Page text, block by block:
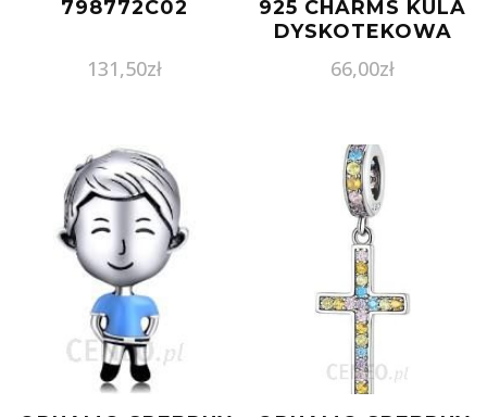
798772C02
131,50zł
925 CHARMS KULA
DYSKOTEKOWA
CYRKONIE PAN092
66,00zł